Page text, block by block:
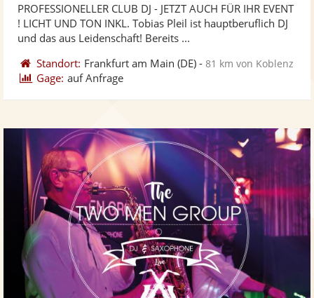
Fotos
5
Sternen
PROFESSIONELLER CLUB DJ - JETZT AUCH FÜR IHR EVENT
! LICHT UND TON INKL. Tobias Pleil ist hauptberuflich DJ
und das aus Leidenschaft! Bereits ...
Standort: Frankfurt am Main (DE) -81 km von Koblenz
Gage: auf Anfrage